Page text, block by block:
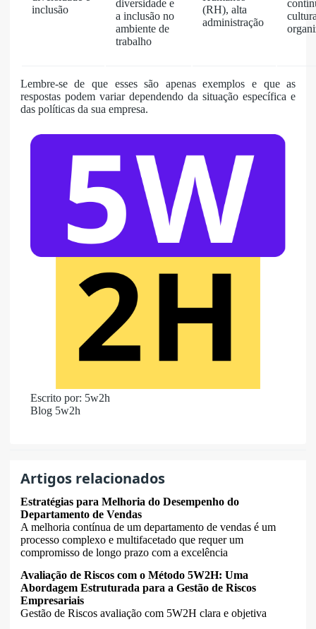
inclusão
diversidade e
a inclusão no
ambiente de
trabalho
(RH), alta
administração
Lembre-se de que esses são apenas exemplos e que as
respostas podem variar dependendo da situação específica e
das políticas da sua empresa.
Escrito por: 5w2h
Blog 5w2h
Artigos relacionados
Estratégias para Melhoria do Desempenho do
Departamento de Vendas
A melhoria contínua de um departamento de vendas é um
processo complexo e multifacetado que requer um
compromisso de longo prazo com a excelência
Avaliação de Riscos com o Método 5W2H: Uma
Abordagem Estruturada para a Gestão de Riscos
Empresariais
Gestão de Riscos avaliação com 5W2H clara e objetiva